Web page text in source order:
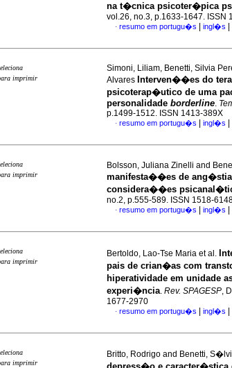
na t�cnica psicoter�pica
vol.26, no.3, p.1633-1647. ISSN
· resumo em portugu�s ingl�s
imprimir
Simoni, Liliam, Benetti, Silvia
Alvares Interven��es do
psicoterap�utico de uma
personalidade borderline.
p.1499-1512. ISSN 1413-389X
· resumo em portugu�s ingl�s
imprimir
Bolsson, Juliana Zinelli and
manifesta��es de
considera��es
no.2, p.555-589. ISSN 1518-
· resumo em portugu�s ingl�s
imprimir
Bertoldo, Lao-Tse Maria et al.
pais de crian�as com
hiperatividade em unidade
experi�ncia. Rev. SPAGESP,
1677-2970
· resumo em portugu�s ingl�s
imprimir
Britto, Rodrigo and Benetti,